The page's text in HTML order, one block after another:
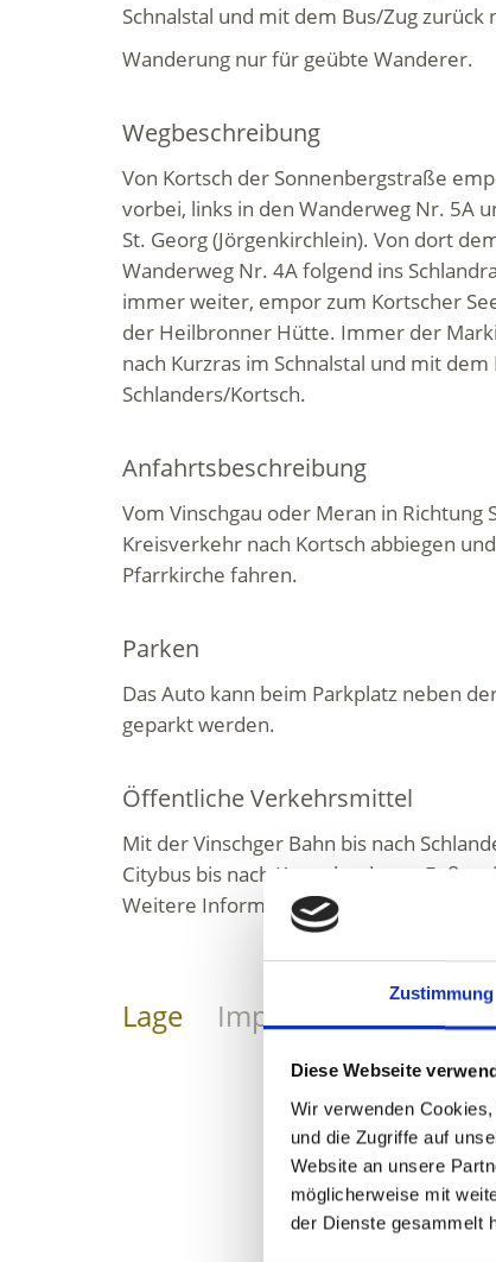
Zustimmung
Diese Webseite
Wir verwenden
und die Zugriffe auf
Website an unsere
möglicherweise mit
der Dienste gesammelt
Schnalstal und mit dem Bus/Zug zurück
Wanderung nur für geübte Wanderer.
Wegbeschreibung
Von Kortsch der Sonnenbergstraße
vorbei, links in den Wanderweg Nr. 5A
St. Georg (Jörgenkirchlein). Von dort
Wanderweg Nr. 4A folgend ins
immer weiter, empor zum Kortscher
der Heilbronner Hütte. Immer der
nach Kurzras im Schnalstal und mit
Schlanders/Kortsch.
Anfahrtsbeschreibung
Vom Vinschgau oder Meran in Richtung
Kreisverkehr nach Kortsch abbiegen
Pfarrkirche fahren.
Parken
Das Auto kann beim Parkplatz neben
geparkt werden.
Öffentliche Verkehrsmittel
Mit der Vinschger Bahn bis nach
Citybus bis nach Kortsch oder zu Fuß
Weitere Informationen zu den
Lage Impressionen